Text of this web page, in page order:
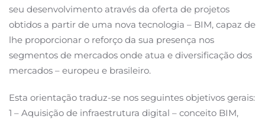
seu desenvolvimento através da oferta de projetos
obtidos a partir de uma nova tecnologia – BIM, capaz de
lhe proporcionar o reforço da sua presença nos
segmentos de mercados onde atua e diversificação dos
mercados – europeu e brasileiro.
Esta orientação traduz-se nos seguintes objetivos gerais:
1 – Aquisição de infraestrutura digital – conceito BIM,